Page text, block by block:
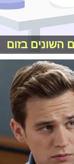
השונים בזום